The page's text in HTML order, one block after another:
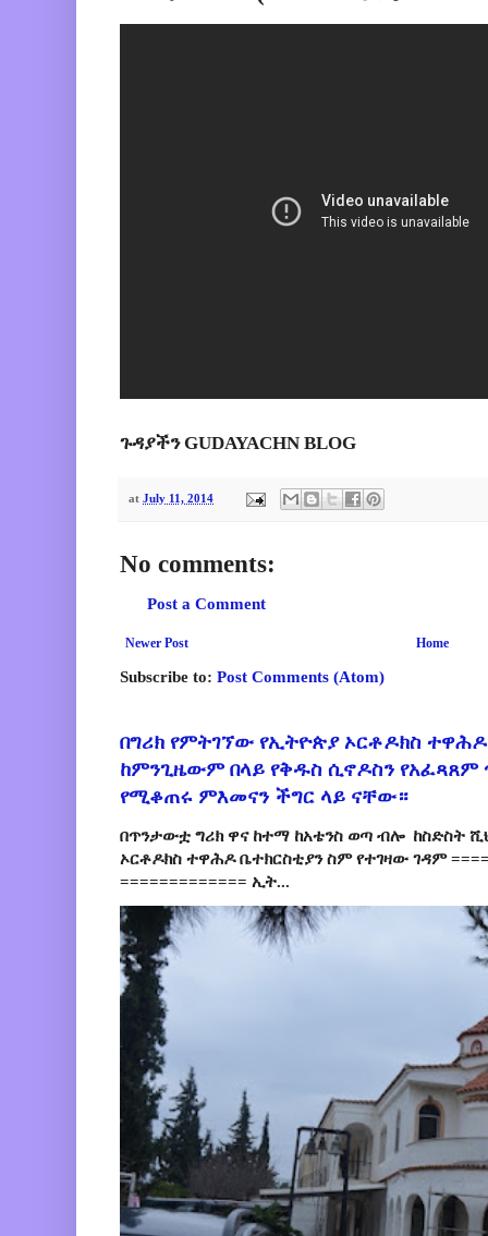
ጉዳያችን GUDAYACHN BLOG
at July 11, 2014
No comments:
Post a Comment
Newer Post Home
Subscribe to: Post Comments (Atom)
በግሪክ የምትገኘው የኢትዮጵያ ኦርቶዶክስ
ከምንጊዜውም በላይ የቅዱስ ሲኖዶስን የአፈጻጸም
የሚቆጠሩ ምእመናን ችግር ላይ ናቸው።
በጥንታውቷ ግሪክ ዋና ከተማ ከአቴንስ ወጣ ብሎ ከስድስት
ኦርቶዶክስ ተዋሕዶ ቤተክርስቲያን ስም የተገዛው ገዳም
============= ኢት...